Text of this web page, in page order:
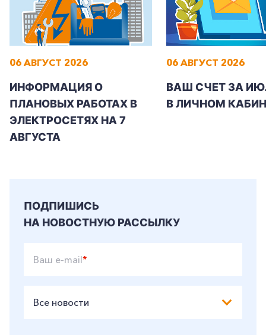
+7-800-700-24-57
Заказать обратный звонок
Частным клиентам
06 АВГУСТ 2026
ИНФОРМАЦИЯ О
ПЛАНОВЫХ РАБОТАХ В
ЭЛЕКТРОСЕТЯХ НА 7
АВГУСТА
06 АВГУСТ 2026
ВАШ СЧЕТ ЗА
В ЛИЧНОМ
ПОДПИШИСЬ
НА НОВОСТНУЮ РАССЫЛКУ
Ваш e-mail*
Все новости